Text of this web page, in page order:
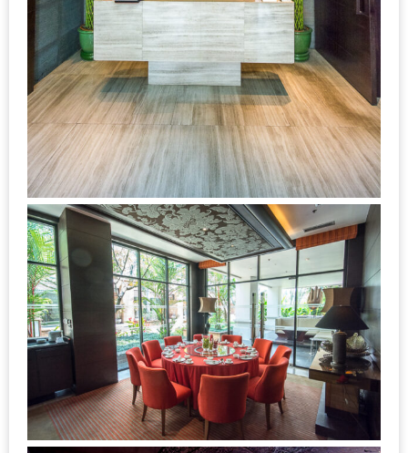
สำหรับ
ฤดู
หนาว
นี้
กับ
PING
FAI
FESTIVAL
2
ช็อป
เพลิน
HFG
E-
NEWS